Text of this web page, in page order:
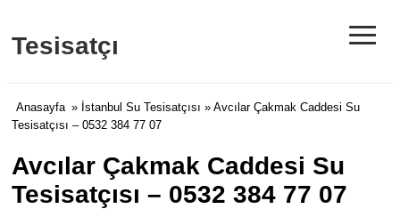
Tesisatçı ≡
Anasayfa » İstanbul Su Tesisatçısı » Avcılar Çakmak Caddesi Su
Tesisatçısı – 0532 384 77 07
Avcılar Çakmak Caddesi Su
Tesisatçısı – 0532 384 77 07